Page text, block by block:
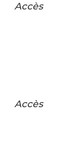
Accès
Accès